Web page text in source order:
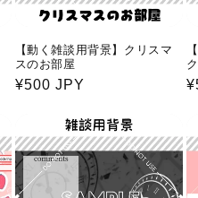
【動く雑談用背景】クリスマ
スのお部屋
通
格
¥500 JPY